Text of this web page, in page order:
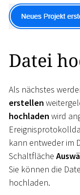
Datei
Als nächstes
erstellen
hochladen wird
kann entweder im
Schaltfläche
Sie können die
hochladen.